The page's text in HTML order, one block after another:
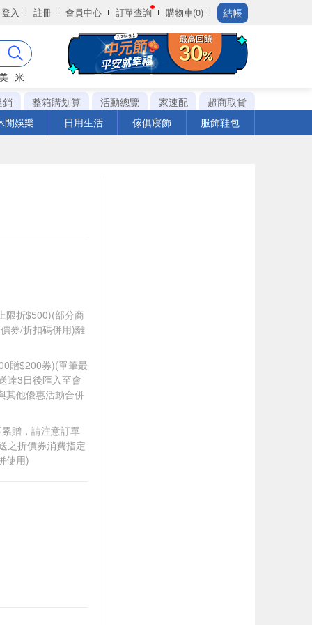
登入 註冊 會員中心 訂單查詢 購物車(0) 結帳
米
銷
整箱購划算 活動總覽 家速配
超商取貨
閒娛樂
日用生活 傢俱寢飾 服飾鞋包
限折$500)(部分商
券/折扣碼併用)離
贈$200券)(單筆最
達3日後匯入至會
其他優惠活動合併
贈，請注意訂單
之折價券消費指定
使用)